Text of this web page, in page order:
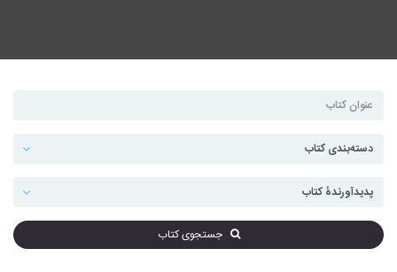
جستجوی کتاب